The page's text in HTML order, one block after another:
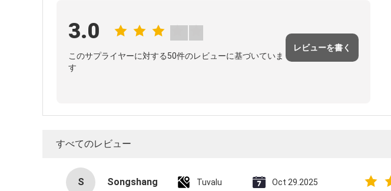
3.0
このサプライヤーに対する50件のレビューに基づいていま
す
レビューを書く
すべてのレビュー
S Songshang Tuvalu Oct 29.2025